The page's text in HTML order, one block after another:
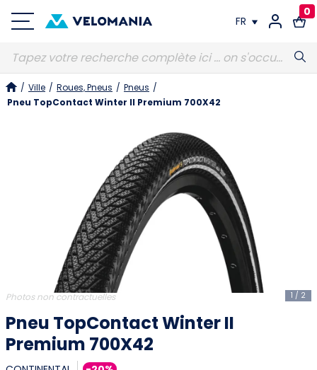
FR
FR
0
/ Ville / Roues, Pneus / Pneus /
Pneu TopContact Winter II Premium 700X42
1 / 2
Photos non contractuelles
Pneu TopContact Winter II
Premium 700X42